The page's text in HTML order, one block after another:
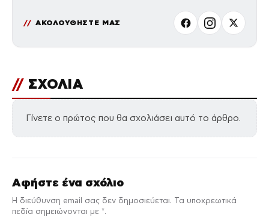
ΑΚΟΛΟΥΘΗΣΤΕ ΜΑΣ
// ΣΧΟΛΙΑ
Γίνετε ο πρώτος που θα σχολιάσει αυτό το άρθρο.
Αφήστε ένα σχόλιο
Η διεύθυνση email σας δεν δημοσιεύεται. Τα υποχρεωτικά
πεδία σημειώνονται με *.